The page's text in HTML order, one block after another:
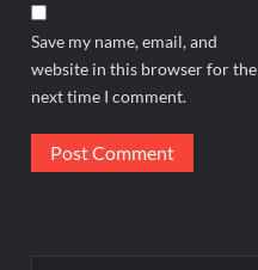
Save my name, email, and
website in this browser for the
next time I comment.